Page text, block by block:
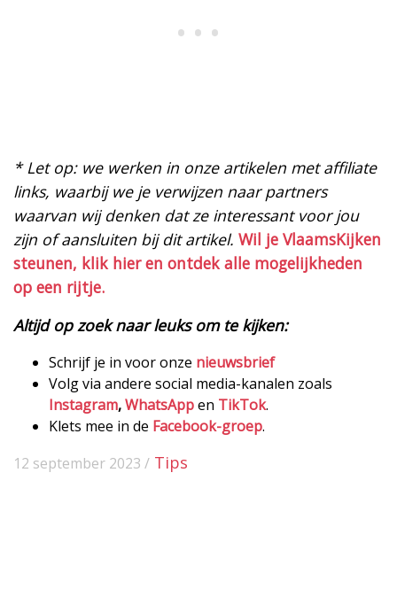
* Let op: we werken in onze artikelen met affiliate
links, waarbij we je verwijzen naar partners
waarvan wij denken dat ze interessant voor jou
zijn of aansluiten bij dit artikel. Wil je VlaamsKijken
steunen, klik hier en ontdek alle mogelijkheden
op een rijtje.
Altijd op zoek naar leuks om te kijken:
Schrijf je in voor onze nieuwsbrief
Volg via andere social media-kanalen zoals
Instagram,WhatsAppen TikTok.
Klets mee in de Facebook-groep.
12 september 2023 / Tips